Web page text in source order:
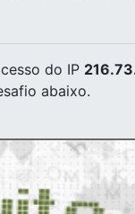
do IP
abaixo.